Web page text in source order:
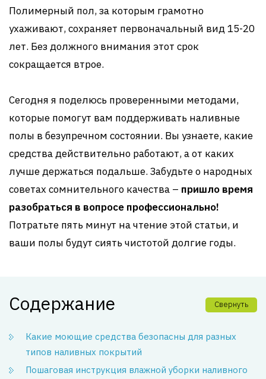
Полимерный пол, за которым грамотно
ухаживают, сохраняет первоначальный вид 15-20
лет. Без должного внимания этот срок
сокращается втрое.
Сегодня я поделюсь проверенными методами,
которые помогут вам поддерживать наливные
полы в безупречном состоянии. Вы узнаете, какие
средства действительно работают, а от каких
лучше держаться подальше. Забудьте о народных
советах сомнительного качества – пришло время
разобраться в вопросе профессионально!
Потратьте пять минут на чтение этой статьи, и
ваши полы будут сиять чистотой долгие годы.
Содержание Свернуть
Какие моющие средства безопасны для разных
типов наливных покрытий
Пошаговая инструкция влажной уборки наливного